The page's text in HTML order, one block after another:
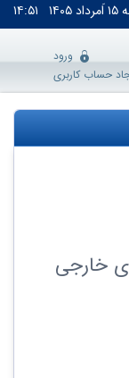
۱۵ اَمرداد ۱۴۰۵ ۱۴:۵۱
ورود
حساب کاربری
خارجی